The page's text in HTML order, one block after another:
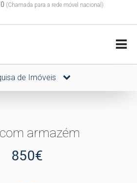
(Chamada para a rede móvel nacional)
de Imóveis
armazém
850€